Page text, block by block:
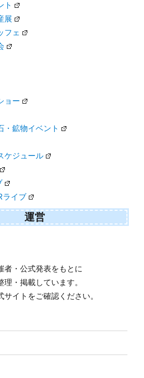
ト
展
フェ
ョー
・鉱物イベント
ケジュール
ライブ
運営
者・公式発表をもとに
理・掲載しています。
イトをご確認ください。